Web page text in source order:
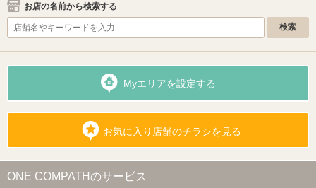
お店の名前から検索する
Myエリアを設定する
お気に入り店舗のチラシを見る
ONE COMPATHのサービス